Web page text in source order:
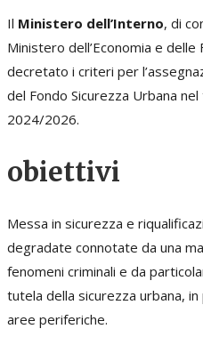
Il Ministero dell’Interno, di
Ministero dell’Economia e delle
decretato i criteri per
del Fondo Sicurezza Urbana
2024/2026.
obiettivi
Messa in sicurezza e
degradate connotate da una
fenomeni criminali e da
tutela della sicurezza urbana,
aree periferiche.